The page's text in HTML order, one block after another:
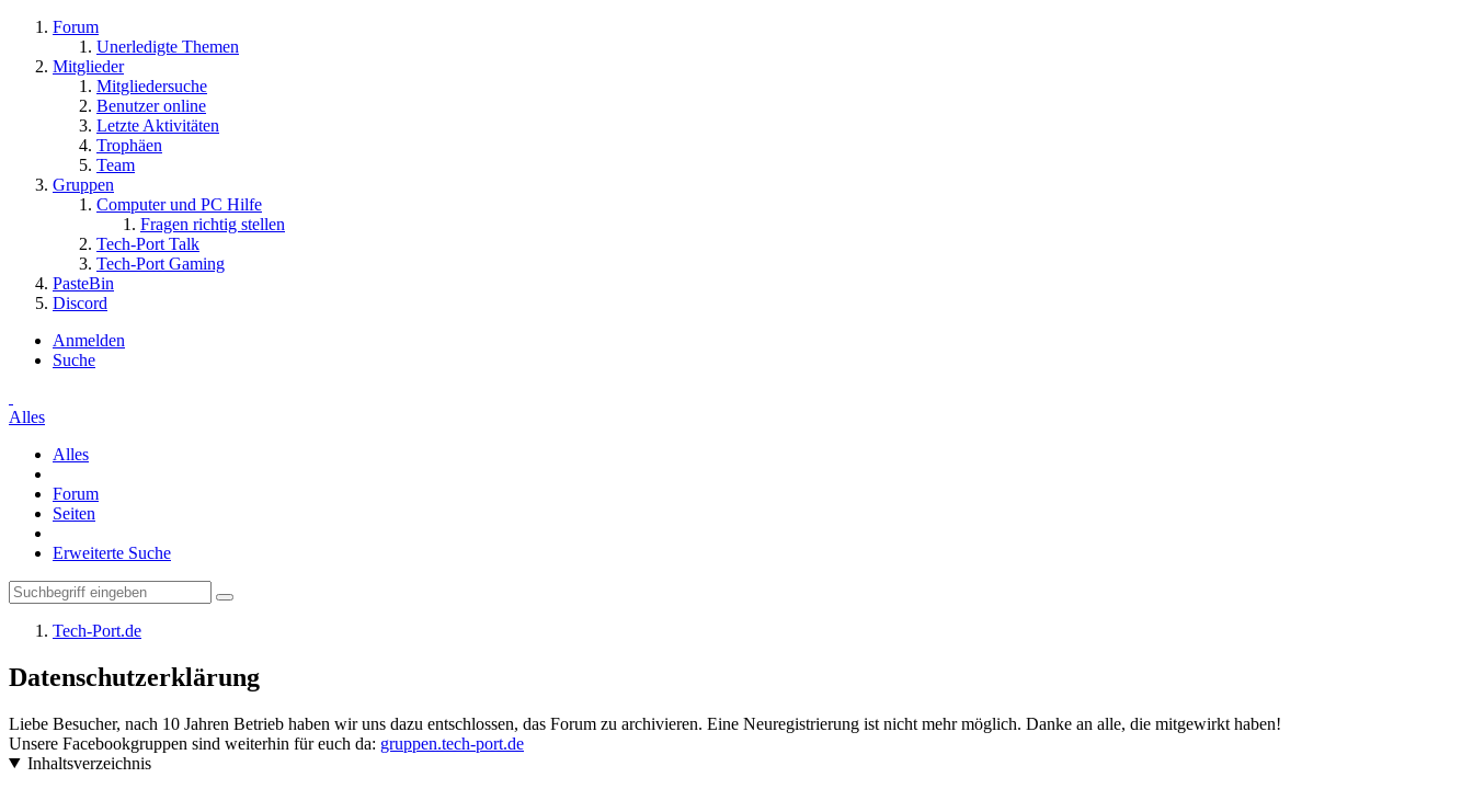
Forum
Unerledigte Themen
Mitglieder
Mitgliedersuche
Benutzer online
Letzte Aktivitäten
Trophäen
Team
Gruppen
Computer und PC Hilfe
Fragen richtig stellen
Tech-Port Talk
Tech-Port Gaming
PasteBin
Discord
Anmelden
Suche
Alles
Alles
Forum
Seiten
Erweiterte Suche
Tech-Port.de
Datenschutzerklärung
Liebe Besucher, nach 10 Jahren Betrieb haben wir uns dazu entschlossen, das Forum zu archivieren. Eine Neuregistrierung ist nicht mehr möglich. Danke an alle, die mitgewirkt haben!
Unsere Facebookgruppen sind weiterhin für euch da: gruppen.tech-port.de
Inhaltsverzeichnis